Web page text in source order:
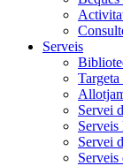
Serveis
Servei
Servei
Serveis